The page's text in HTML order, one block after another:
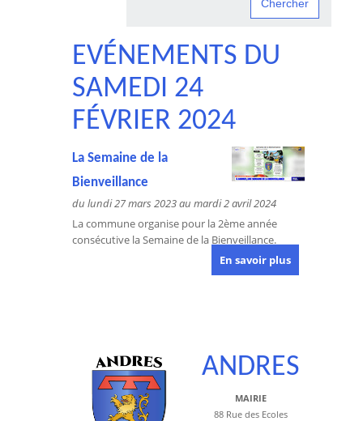
EVÉNEMENTS DU
SAMEDI 24
FÉVRIER 2024
La Semaine de la
Bienveillance
du lundi 27 mars 2023 au mardi 2 avril 2024
La commune organise pour la 2ème année
consécutive la Semaine de la Bienveillance.
En savoir plus
ANDRES
MAIRIE
88 Rue des Ecoles